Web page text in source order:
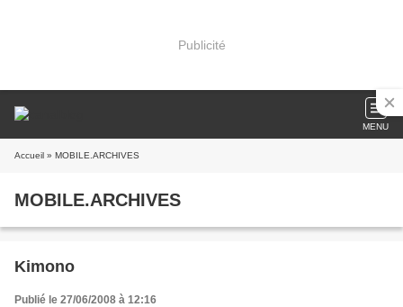
Publicité
MENU
Accueil » MOBILE.ARCHIVES
MOBILE.ARCHIVES
Kimono
Publié le 27/06/2008 à 12:16